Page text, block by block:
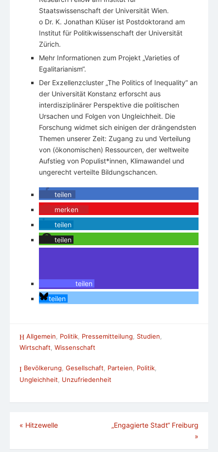
Staatswissenschaft der Universität Wien.
o Dr. K. Jonathan Klüser ist Postdoktorand am
Institut für Politikwissenschaft der Universität
Zürich.
Mehr Informationen zum Projekt „Varieties of
Egalitarianism“.
Der Exzellenzcluster „The Politics of Inequality” an
der Universität Konstanz erforscht aus
interdisziplinärer Perspektive die politischen
Ursachen und Folgen von Ungleichheit. Die
Forschung widmet sich einigen der drängendsten
Themen unserer Zeit: Zugang zu und Verteilung
von (ökonomischen) Ressourcen, der weltweite
Aufstieg von Populist*innen, Klimawandel und
ungerecht verteilte Bildungschancen.
teilen
merken
teilen
teilen
teilen
teilen
Allgemein Politik Pressemitteilung Studien
Wirtschaft, Wissenschaft
Bevölkerung, Gesellschaft, Parteien, Politik,
Ungleichheit
Unzufriedenheit
Beitragsnavigation
« Hitzewelle
„Engagierte Stadt“ Freiburg
»